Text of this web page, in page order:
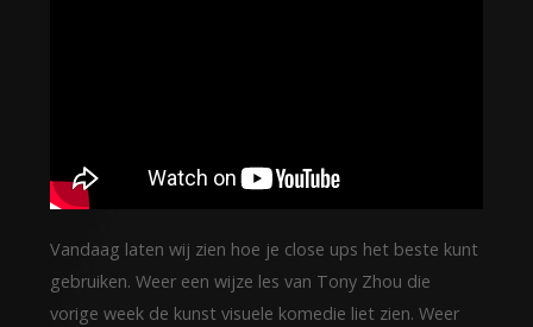
Vandaag laten wij zien hoe je close ups het beste kunt
gebruiken. Weer een wijze les van Tony Zhou die
vorige week de kunst visuele komedie liet zien. Weer